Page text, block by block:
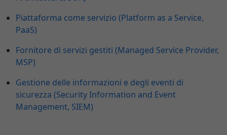
Piattaforma come servizio (Platform as a Service,
PaaS)
Fornitore di servizi gestiti (Managed Service Provider,
MSP)
Gestione delle informazioni e degli eventi di
sicurezza (Security Information and Event
Management, SIEM)